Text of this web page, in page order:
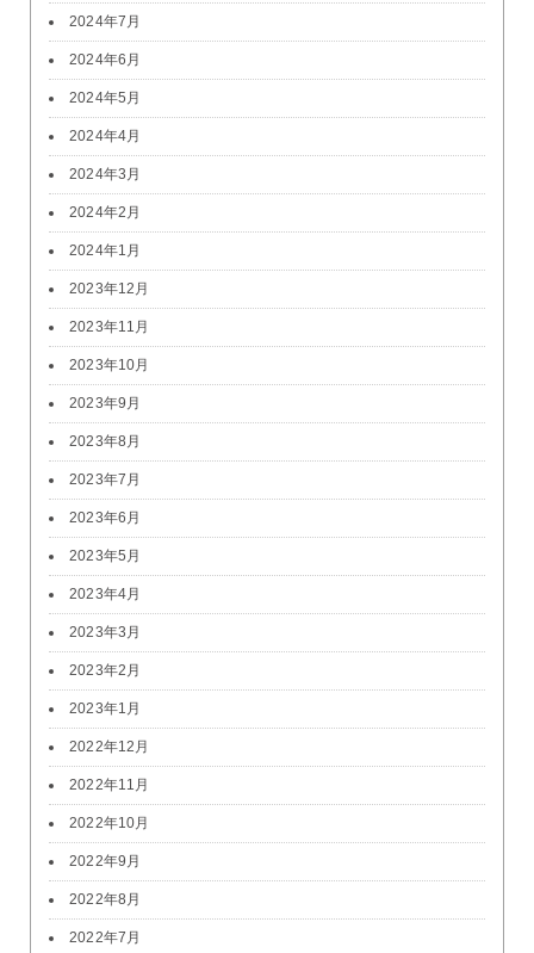
2024年7月
2024年6月
2024年5月
2024年4月
2024年3月
2024年2月
2024年1月
2023年12月
2023年11月
2023年10月
2023年9月
2023年8月
2023年7月
2023年6月
2023年5月
2023年4月
2023年3月
2023年2月
2023年1月
2022年12月
2022年11月
2022年10月
2022年9月
2022年8月
2022年7月